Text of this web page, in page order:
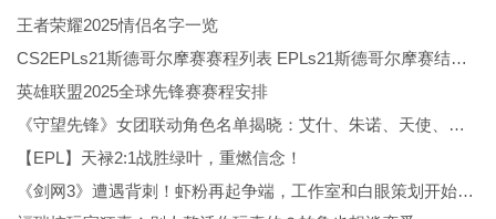
能通过关注和筛选把喜欢的内容留下来，偶尔花点时间
刷一圈就能收获很多有趣的话题和新鲜视角。
王者荣耀2025情侣名字一览
CS2EPLs21斯德哥尔摩赛赛程列表 EPLs21斯德哥尔摩赛结果公布
英雄联盟2025全球先锋赛赛程安排
《守望先锋》女团联动角色名单揭晓：艾什、朱诺、天使、伊拉锐与D.Va！
【EPL】天禄2:1战胜绿叶，重燃信念！
《剑网3》遭遇背刺！虾粉再起争端，工作室和白眼策划开始反噬